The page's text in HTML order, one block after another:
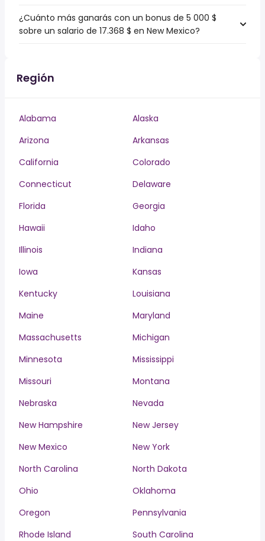
¿Cuánto más ganarás con un bonus de 5 000 $
sobre un salario de 17.368 $ en New Mexico?
Región
Alabama
Alaska
Arizona
Arkansas
California
Colorado
Connecticut
Delaware
Florida
Georgia
Hawaii
Idaho
Illinois
Indiana
Iowa
Kansas
Kentucky
Louisiana
Maine
Maryland
Massachusetts
Michigan
Minnesota
Mississippi
Missouri
Montana
Nebraska
Nevada
New Hampshire
New Jersey
New Mexico
New York
North Carolina
North Dakota
Ohio
Oklahoma
Oregon
Pennsylvania
Rhode Island
South Carolina